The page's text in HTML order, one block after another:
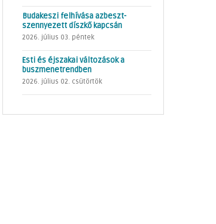
Budakeszi felhívása azbeszt-
szennyezett díszkő kapcsán
2026. július 03. péntek
Esti és éjszakai változások a
buszmenetrendben
2026. július 02. csütörtök